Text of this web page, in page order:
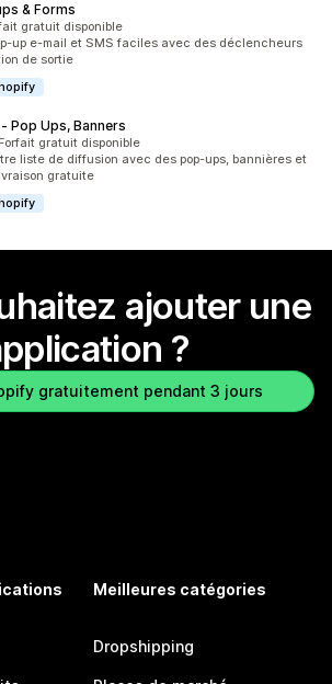
& Forms
5 gratuit disponible
up e-mail et SMS faciles avec des déclencheurs
de sortie
Pop Ups, Banners
5
Forfait gratuit disponible
liste de diffusion avec des pop-ups, bannières et
gratuite
ajouter une
?
gratuitement pendant 3 jours
Meilleures catégories
Dropshipping